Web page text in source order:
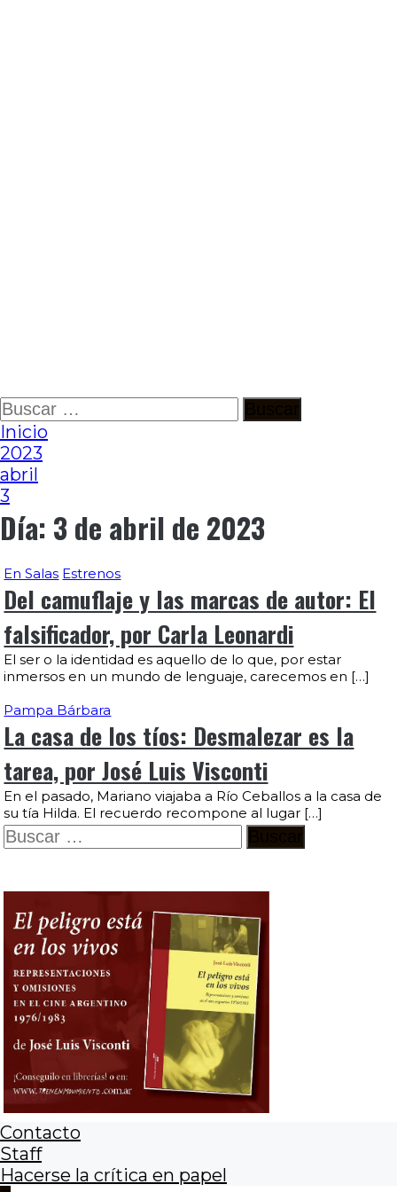
Ir
al
contenido
Buscar:
Inicio
2023
abril
3
Día: 3 de abril de 2023
En Salas Estrenos
Del camuflaje y las marcas de autor: El
falsificador, por Carla Leonardi
El ser o la identidad es aquello de lo que, por estar
inmersos en un mundo de lenguaje, carecemos en […]
Pampa Bárbara
La casa de los tíos: Desmalezar es la
tarea, por José Luis Visconti
En el pasado, Mariano viajaba a Río Ceballos a la casa de
su tía Hilda. El recuerdo recompone al lugar […]
Buscar:
Contacto
Staff
Hacerse la crítica en papel